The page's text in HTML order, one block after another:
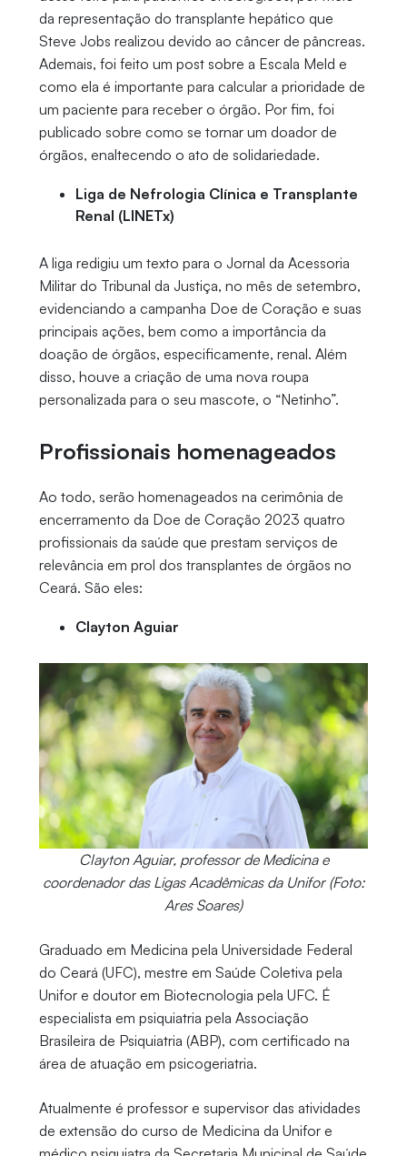
da representação do transplante hepático que
Steve Jobs realizou devido ao câncer de pâncreas.
Ademais, foi feito um post sobre a Escala Meld e
como ela é importante para calcular a prioridade de
um paciente para receber o órgão. Por fim, foi
publicado sobre como se tornar um doador de
órgãos, enaltecendo o ato de solidariedade.
Liga de Nefrologia Clínica e Transplante
Renal (LINETx)
A liga redigiu um texto para o Jornal da Acessoria
Militar do Tribunal da Justiça, no mês de setembro,
evidenciando a campanha Doe de Coração e suas
principais ações, bem como a importância da
doação de órgãos, especificamente, renal. Além
disso, houve a criação de uma nova roupa
personalizada para o seu mascote, o “Netinho”.
Profissionais homenageados
Ao todo, serão homenageados na cerimônia de
encerramento da Doe de Coração 2023 quatro
profissionais da saúde que prestam serviços de
relevância em prol dos transplantes de órgãos no
Ceará. São eles:
Clayton Aguiar
Clayton Aguiar, professor de Medicina e
coordenador das Ligas Acadêmicas da Unifor (Foto:
Ares Soares)
Graduado em Medicina pela Universidade Federal
do Ceará (UFC), mestre em Saúde Coletiva pela
Unifor e doutor em Biotecnologia pela UFC. É
especialista em psiquiatria pela Associação
Brasileira de Psiquiatria (ABP), com certificado na
área de atuação em psicogeriatria.
Atualmente é professor e supervisor das atividades
de extensão do curso de Medicina da Unifor e